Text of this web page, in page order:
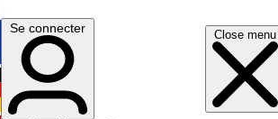
Close menu
English
Deutsch
Se connecter